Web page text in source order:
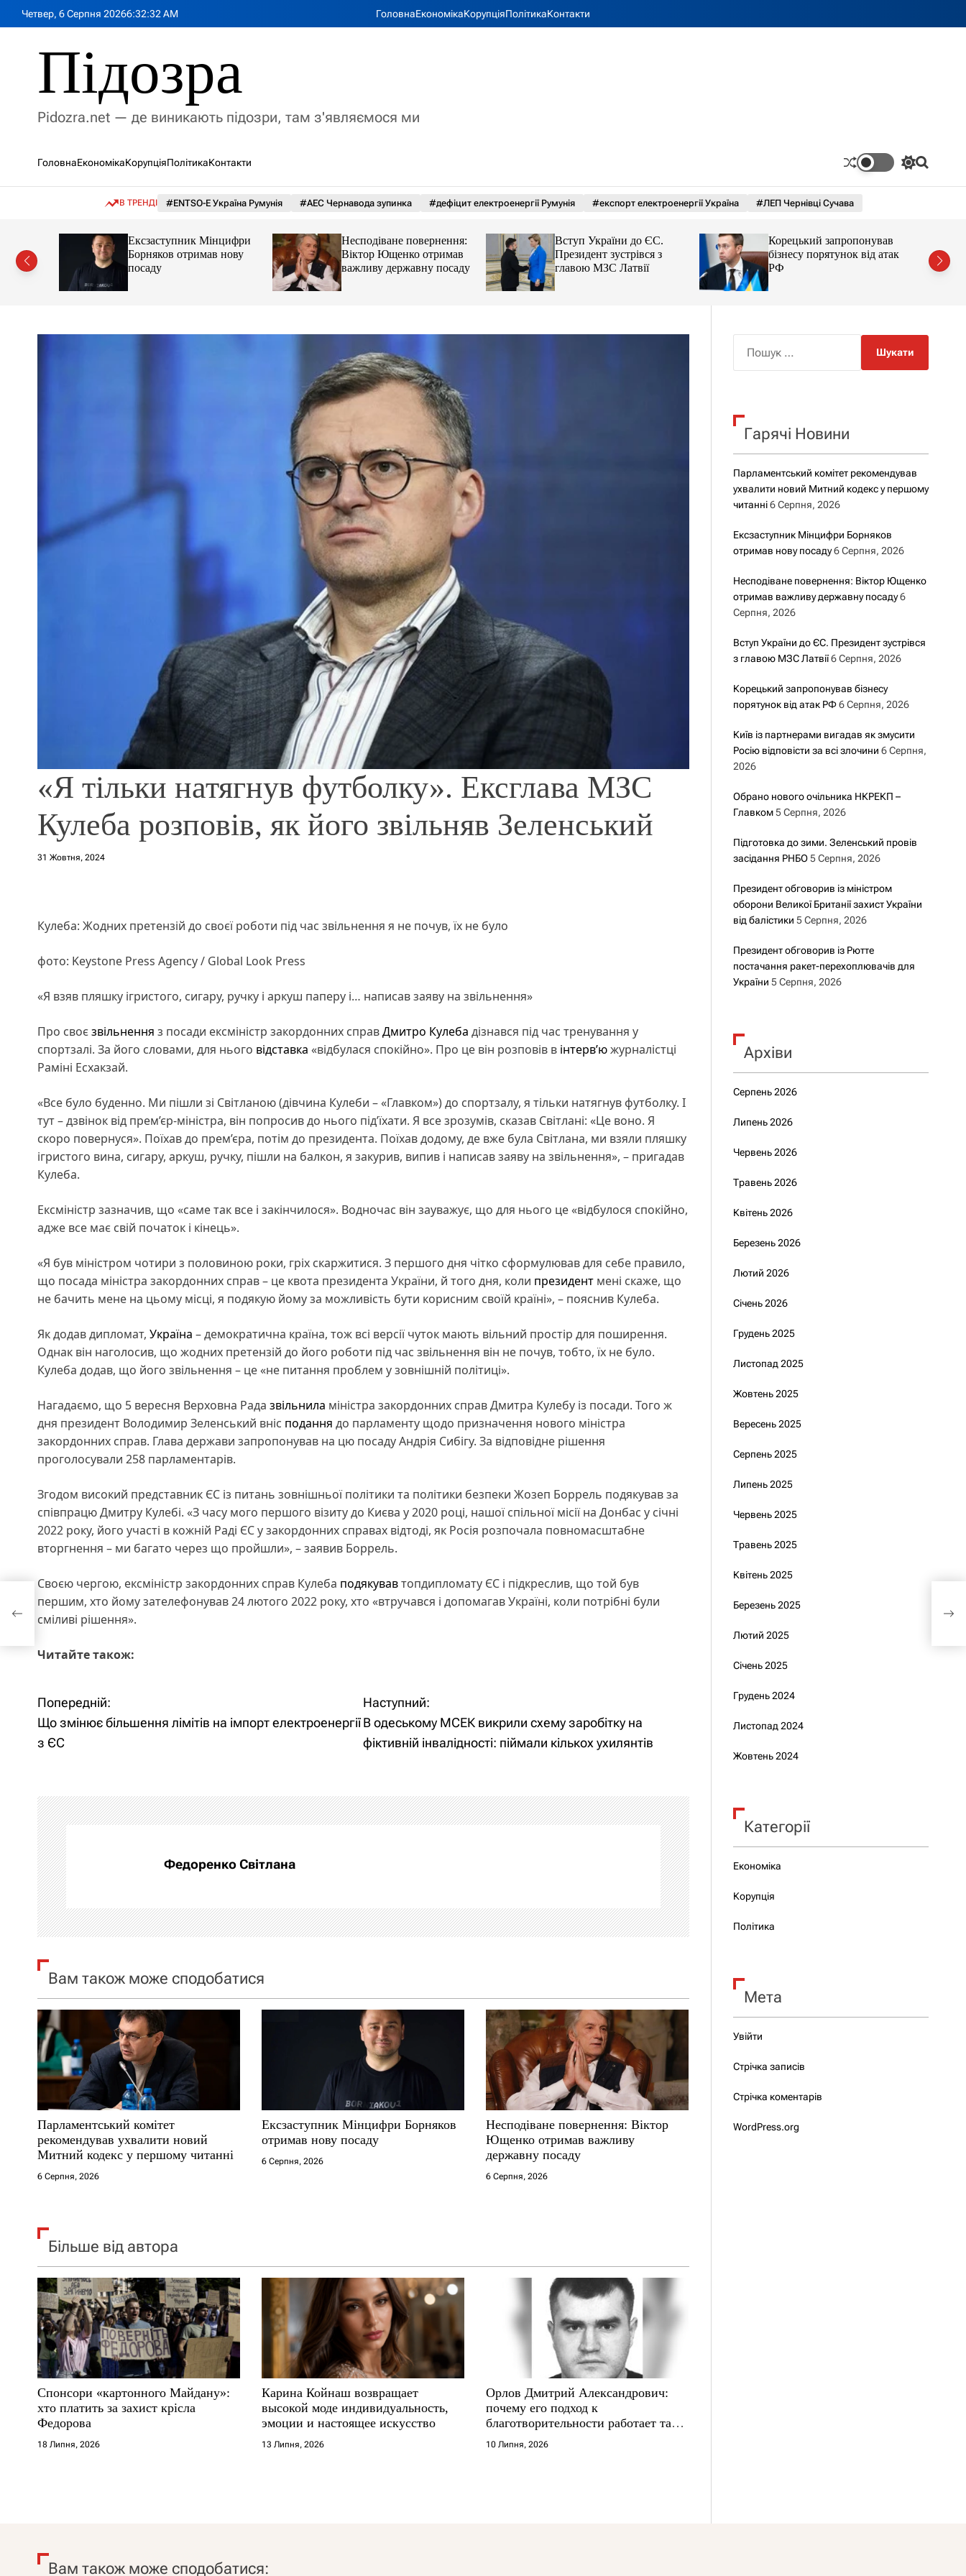
Четвер, 6 Серпня 20266:32:33 AM ГоловнаЕкономікаКорупціяПолітикаКонтакти
Підозра
Pidozra.net — де виникають підозри, там з'являємося ми
ГоловнаЕкономікаКорупціяПолітикаКонтакти
П
к
а
р
о
у
П
В ТРЕНДІ #ENTSO-E Україна Румунія #АЕС Чернавода зупинка #дефіцит електроенергії Румунія #експорт електроенергії Україна #ЛЕП Чернівці Сучава
у
Ексзаступник Мінцифри
Борняков отримав нову
посаду
Несподіване повернення:
Віктор Ющенко отримав
важливу державну посаду
Вступ України до ЄС.
Президент зустрівся з
главою МЗС Латвії
Корецький запропонував
бізнесу порятунок від атак
РФ
«Я тільки натягнув футболку». Ексглава МЗС
Кулеба розповів, як його звільняв Зеленський
31 Жовтня, 2024
Кулеба: Жодних претензій до своєї роботи під час звільнення я не почув, їх не було
фото: Keystone Press Agency / Global Look Press
«Я взяв пляшку ігристого, сигару, ручку і аркуш паперу і… написав заяву на звільнення»
Про своєзвільнення з посади ексміністр закордонних справДмитро Кулеба дізнався під час тренування у
спортзалі. За його словами, для нього відставка «відбулася спокійно». Про це він розповів в інтервʼюжурналістці
Раміні Есхакзай.
«Все було буденно. Ми пішли зі Світланою (дівчина Кулеби – «Главком») до спортзалу, я тільки натягнув футболку. І
тут – дзвінок від прем’єр-міністра, він попросив до нього під’їхати. Я все зрозумів, сказав Світлані: «Це воно. Я
скоро повернуся». Поїхав до прем’єра, потім до президента. Поїхав додому, де вже була Світлана, ми взяли пляшку
ігристого вина, сигару, аркуш, ручку, пішли на балкон, я закурив, випив і написав заяву на звільнення», – пригадав
Кулеба.
Ексміністр зазначив, що «саме так все і закінчилося». Водночас він зауважує, що для нього це «відбулося спокійно,
адже все має свій початок і кінець».
«Я був міністром чотири з половиною роки, гріх скаржитися. З першого дня чітко сформулював для себе правило,
що посада міністра закордонних справ – це квота президента України, й того дня, коли президент мені скаже, що
не бачить мене на цьому місці, я подякую йому за можливість бути корисним своїй країні», – пояснив Кулеба.
Як додав дипломат, Україна – демократична країна, тож всі версії чуток мають вільний простір для поширення.
Однак він наголосив, що жодних претензій до його роботи під час звільнення він не почув, тобто, їх не було.
Кулеба додав, що його звільнення – це «не питання проблем у зовнішній політиці».
Нагадаємо, що 5 вересня Верховна Рада звільнила міністра закордонних справ Дмитра Кулебу із посади. Того ж
дня президент Володимир Зеленський вніс подання до парламенту щодо призначення нового міністра
закордонних справ. Глава держави запропонував на цю посаду Андрія Сибігу. За відповідне рішення
проголосували 258 парламентарів.
Згодом високий представник ЄС із питань зовнішньої політики та політики безпеки Жозеп Боррель подякував за
співпрацю Дмитру Кулебі. «З часу мого першого візиту до Києва у 2020 році, нашої спільної місії на Донбас у січні
2022 року, його участі в кожній Раді ЄС у закордонних справах відтоді, як Росія розпочала повномасштабне
вторгнення – ми багато через що пройшли», – заявив Боррель.
Своєю чергою, ексміністр закордонних справ Кулеба подякувавтопдипломату ЄС і підкреслив, що той був
першим, хто йому зателефонував 24 лютого 2022 року, хто «втручався і допомагав Україні, коли потрібні були
сміливі рішення».
Читайте також:
Н
а
і
г
а
ц
і
я
а
п
и
с
і
в
Попередній:
Що змінює більшення лімітів на імпорт електроенергії
з ЄС
Наступний:
В одеському МСЕК викрили схему заробітку на
фіктивній інвалідності: піймали кількох ухилянтів
Федоренко Світлана
Вам також може сподобатися
Парламентський комітет
рекомендував ухвалити новий
Митний кодекс у першому читанні
6 Серпня, 2026
Ексзаступник Мінцифри Борняков
отримав нову посаду
6 Серпня, 2026
Несподіване повернення: Віктор
Ющенко отримав важливу
державну посаду
6 Серпня, 2026
Більше від автора
Спонсори «картонного Майдану»:
хто платить за захист крісла
Федорова
18 Липня, 2026
Карина Койнаш возвращает
высокой моде индивидуальность,
эмоции и настоящее искусство
13 Липня, 2026
Орлов Дмитрий Александрович:
почему его подход к
благотворительности работает там,
где другие не выдерживают
10 Липня, 2026
к
Гарячі Новини
Парламентський комітет рекомендував
ухвалити новий Митний кодекс у першому
читанні 6 Серпня, 2026
Ексзаступник Мінцифри Борняков
отримав нову посаду 6 Серпня, 2026
Несподіване повернення: Віктор Ющенко
отримав важливу державну посаду 6
Серпня, 2026
Вступ України до ЄС. Президент зустрівся
з главою МЗС Латвії 6 Серпня, 2026
Корецький запропонував бізнесу
порятунок від атак РФ 6 Серпня, 2026
Київ із партнерами вигадав як змусити
Росію відповісти за всі злочини 6 Серпня,
2026
Обрано нового очільника НКРЕКП –
Главком 5 Серпня, 2026
Підготовка до зими. Зеленський провів
засідання РНБО 5 Серпня, 2026
Президент обговорив із міністром
оборони Великої Британії захист України
від балістики 5 Серпня, 2026
Президент обговорив із Рютте
постачання ракет-перехоплювачів для
України 5 Серпня, 2026
Архіви
Серпень 2026
Липень 2026
Червень 2026
Травень 2026
Квітень 2026
Березень 2026
Лютий 2026
Січень 2026
Грудень 2025
Листопад 2025
Жовтень 2025
Вересень 2025
Серпень 2025
Липень 2025
Червень 2025
Травень 2025
Квітень 2025
Березень 2025
Лютий 2025
Січень 2025
Грудень 2024
Листопад 2024
Жовтень 2024
Категорії
Економіка
Корупція
Політика
Мета
Увійти
Стрічка записів
Стрічка коментарів
WordPress.org
Вам також може сподобатися: